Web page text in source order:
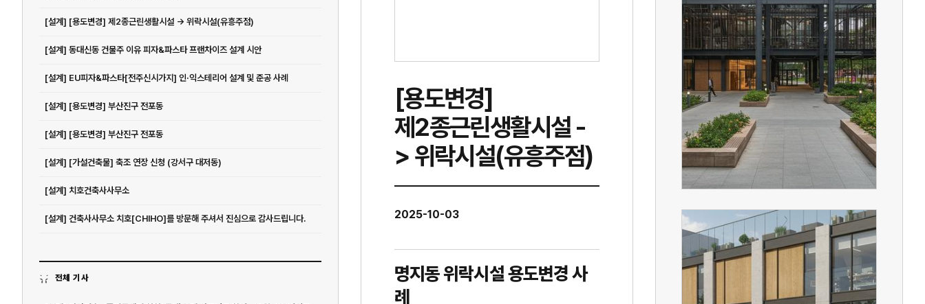
[설계] [용도변경] 제2종근린생활시설 -> 위락시설(유흥주점)
[설계] 동대신동 건물주 이유 피자&파스타 프랜차이즈 설계 시안
[설계] EU피자&파스타[전주신시가지] 인·익스테리어 설계 및 준공 사례
[설계] [용도변경] 부산진구 전포동
[설계] [용도변경] 부산진구 전포동
[설계] [가설건축물] 축조 연장 신청 (강서구 대저동)
[설계] 치호건축사사무소
[설계] 건축사사무소 치호[CHIHO]를 방문해 주셔서 진심으로 감사드립니다.
전체 기사
[용도변경]
제2종근린생활시설 -
> 위락시설(유흥주점)
2025-10-03
명지동 위락시설 용도변경 사
례